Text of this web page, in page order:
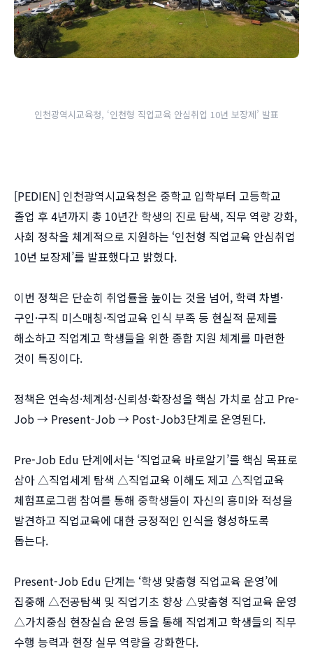
인천광역시교육청, ‘인천형 직업교육 안심취업 10년 보장제’ 발표
[PEDIEN] 인천광역시교육청은 중학교 입학부터 고등학교
졸업 후 4년까지 총 10년간 학생의 진로 탐색, 직무 역량 강화,
사회 정착을 체계적으로 지원하는 ‘인천형 직업교육 안심취업
10년 보장제’를 발표했다고 밝혔다.
이번 정책은 단순히 취업률을 높이는 것을 넘어, 학력 차별·
구인·구직 미스매칭·직업교육 인식 부족 등 현실적 문제를
해소하고 직업계고 학생들을 위한 종합 지원 체계를 마련한
것이 특징이다.
정책은 연속성·체계성·신뢰성·확장성을 핵심 가치로 삼고 Pre-
Job → Present-Job → Post-Job3단계로 운영된다.
Pre-Job Edu 단계에서는 ‘직업교육 바로알기’를 핵심 목표로
삼아 △직업세계 탐색 △직업교육 이해도 제고 △직업교육
체험프로그램 참여를 통해 중학생들이 자신의 흥미와 적성을
발견하고 직업교육에 대한 긍정적인 인식을 형성하도록
돕는다.
Present-Job Edu 단계는 ‘학생 맞춤형 직업교육 운영’에
집중해 △전공탐색 및 직업기초 향상 △맞춤형 직업교육 운영
△가치중심 현장실습 운영 등을 통해 직업계고 학생들의 직무
수행 능력과 현장 실무 역량을 강화한다.